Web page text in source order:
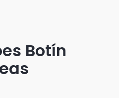
Botín